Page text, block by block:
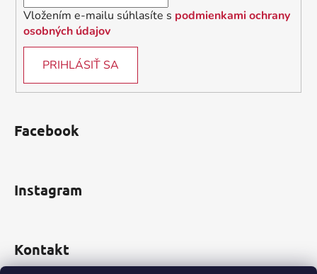
Vložením e-mailu súhlasíte s podmienkami ochrany
osobných údajov
PRIHLÁSIŤ SA
Facebook
Instagram
Kontakt